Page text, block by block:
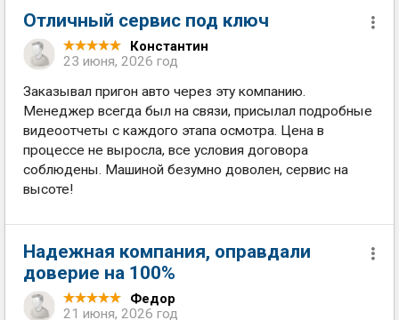
Отличный сервис под ключ
Константин
23 июня, 2026 год
Заказывал пригон авто через эту компанию.
Менеджер всегда был на связи, присылал подробные
видеоотчеты с каждого этапа осмотра. Цена в
процессе не выросла, все условия договора
соблюдены. Машиной безумно доволен, сервис на
высоте!
Надежная компания, оправдали
доверие на 100%
Федор
21 июня, 2026 год